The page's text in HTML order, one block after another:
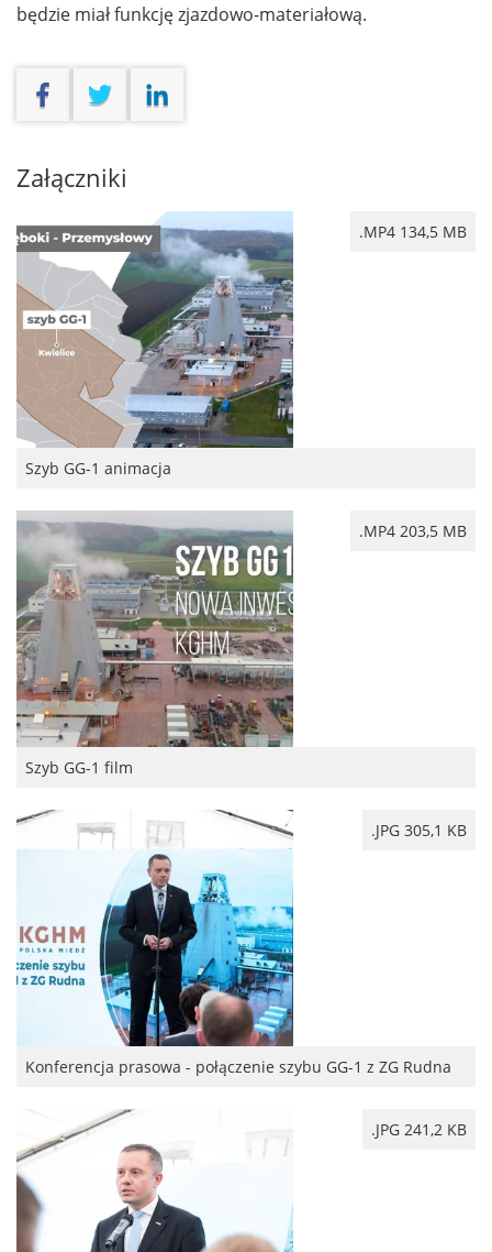
będzie miał funkcję zjazdowo-materiałową.
Załączniki
.MP4 134,5 MB
Szyb GG-1 animacja
.MP4 203,5 MB
Szyb GG-1 film
.JPG 305,1 KB
Konferencja prasowa - połączenie szybu GG-1 z ZG Rudna
.JPG 241,2 KB